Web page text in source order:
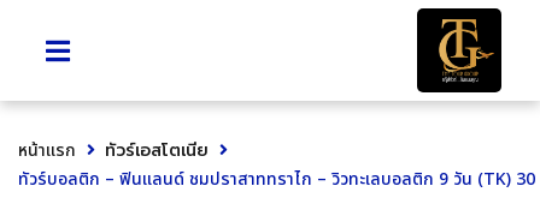
หน้าแรก
ทัวร์เอสโตเนีย
ทัวร์บอลติก – ฟินแลนด์ ชมปราสาททราไก – วิวทะเลบอลติก 9 วัน (TK) 30